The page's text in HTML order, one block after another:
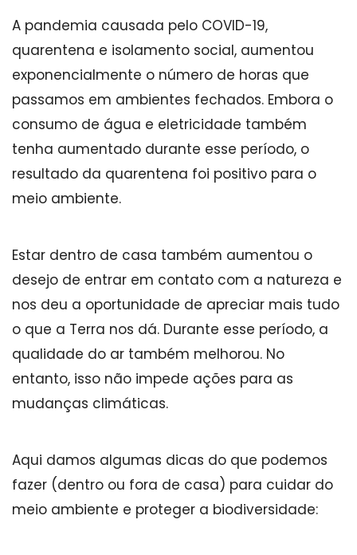
A pandemia causada pelo COVID-19,
quarentena e isolamento social, aumentou
exponencialmente o número de horas que
passamos em ambientes fechados. Embora o
consumo de água e eletricidade também
tenha aumentado durante esse período, o
resultado da quarentena foi positivo para o
meio ambiente.
Estar dentro de casa também aumentou o
desejo de entrar em contato com a natureza e
nos deu a oportunidade de apreciar mais tudo
o que a Terra nos dá. Durante esse período, a
qualidade do ar também melhorou. No
entanto, isso não impede ações para as
mudanças climáticas.
Aqui damos algumas dicas do que podemos
fazer (dentro ou fora de casa) para cuidar do
meio ambiente e proteger a biodiversidade: